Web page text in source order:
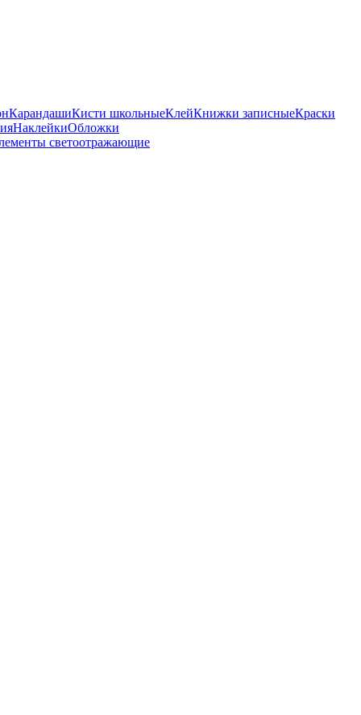
КарандашиКисти школьныеКлейКнижки записныеКраски
НаклейкиОбложки
светоотражающие